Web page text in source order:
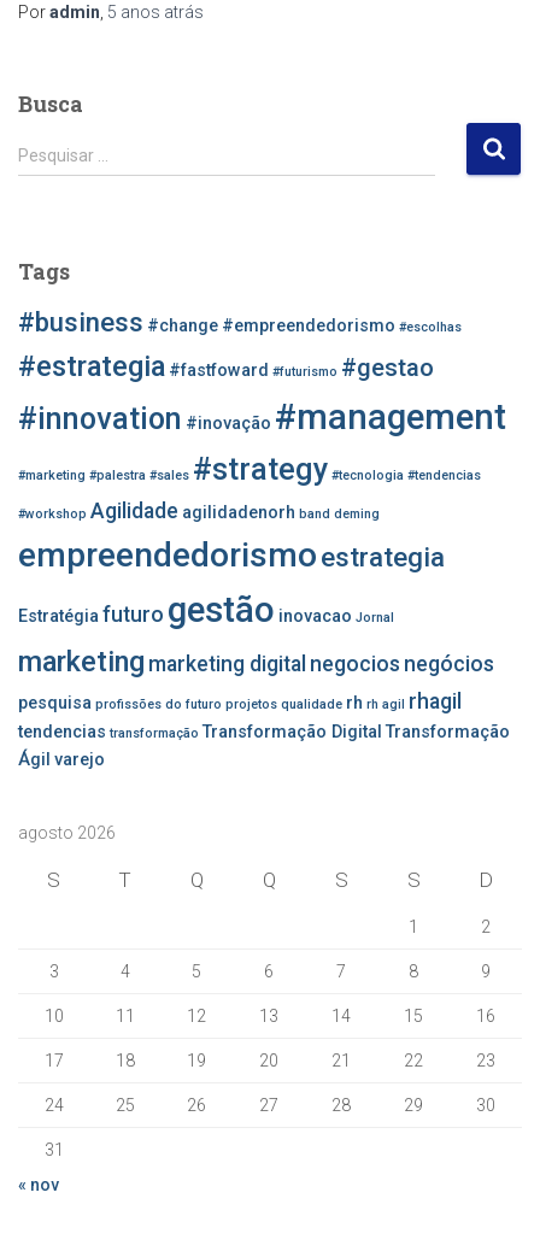
Poradmin 5 anos atrás
Busca
P
e
a
r
o
Pesquisar …
Tags
#business #change #empreendedorismo #escolhas
#estrategia #fastfoward #futurismo #gestao
#innovation #inovação #management
#marketing #palestra #sales #strategy #tecnologia #tendencias
#workshop Agilidade agilidadenorh band deming
empreendedorismoestrategia
Estratégiafuturo gestão inovacao Jornal
marketing marketing digital negocios negócios
pesquisa profissões do futuro projetos qualidade rh rh agil rhagil
tendencias transformação Transformação Digital Transformação
Ágil varejo
agosto 2026
S T Q Q S S D
1 2
3 4 5 6 7 8 9
10 11 12 13 14 15 16
17 18 19 20 21 22 23
24 25 26 27 28 29 30
31
« nov